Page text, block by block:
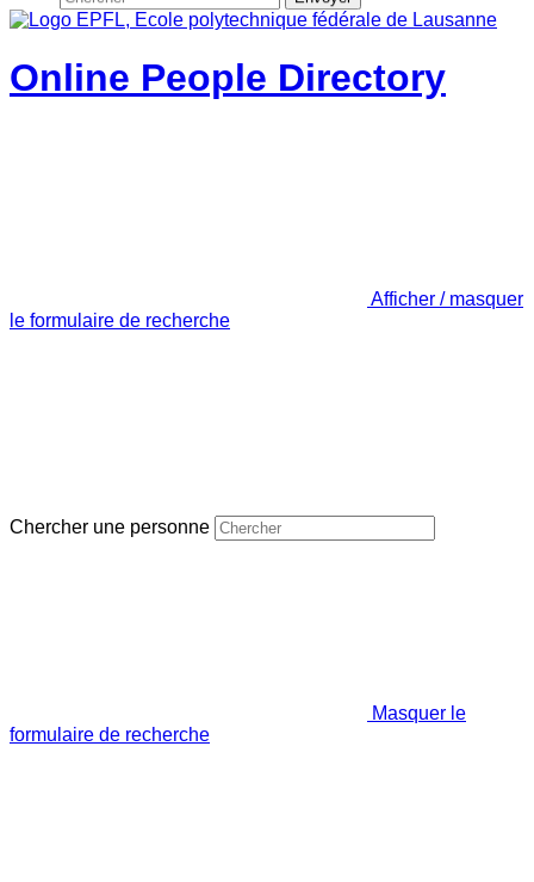
Online People Directory
Afficher / masquer
le formulaire de recherche
Chercher une personne
Masquer le
formulaire de recherche